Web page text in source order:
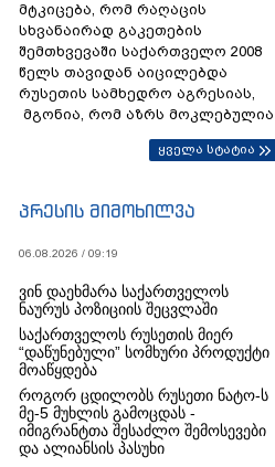
მტკიცება, რომ რაღაცის
სხვანაირად გაკეთების
შემთხვევაში საქართველო 2008
წელს თავიდან აიცილებდა
რუსეთის სამხედრო აგრესიას,
მგონია, რომ აზრს მოკლებულია
ყველა სტატია
პრესის მიმოხილვა
06.08.2026 / 09:19
ვინ დაეხმარა საქართველოს
ნაურუს პოზიციის შეცვლაში
საქართველოს რუსეთის მიერ
“დაწუნებული” სომხური პროდუქტი
მოაწყდება
როგორ ცდილობს რუსეთი ნატო-ს
მე-5 მუხლის გამოცდას -
იმიგრანტთა შესაძლო შემოსევები
და ალიანსის პასუხი